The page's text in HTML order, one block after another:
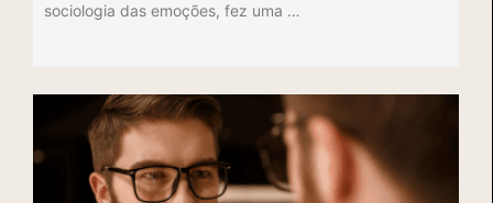
sociologia das emoções, fez uma …